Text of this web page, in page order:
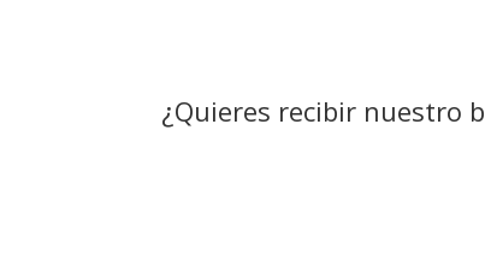
¿Quieres recibir nuestro